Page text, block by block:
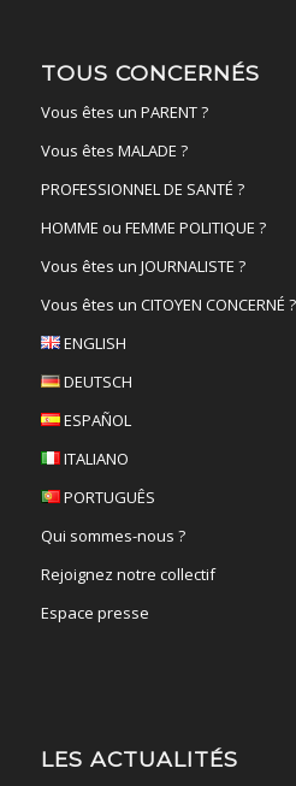
TOUS CONCERNÉS
Vous êtes un PARENT ?
Vous êtes MALADE ?
PROFESSIONNEL DE SANTÉ ?
HOMME ou FEMME POLITIQUE ?
Vous êtes un JOURNALISTE ?
Vous êtes un CITOYEN CONCERNÉ ?
ENGLISH
DEUTSCH
ESPAÑOL
ITALIANO
PORTUGUÊS
Qui sommes-nous ?
Rejoignez notre collectif
Espace presse
LES ACTUALITÉS